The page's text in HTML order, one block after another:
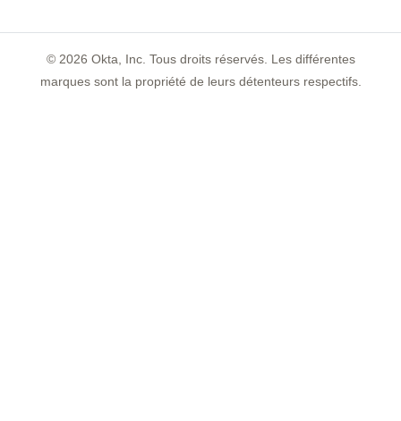
© 2026 Okta, Inc. Tous droits réservés. Les différentes
marques sont la propriété de leurs détenteurs respectifs.